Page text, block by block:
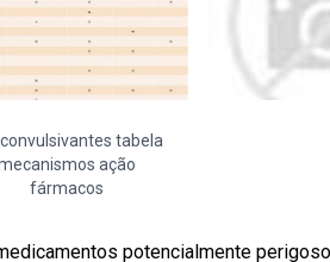
tabela
ação
fármacos
potencialmente